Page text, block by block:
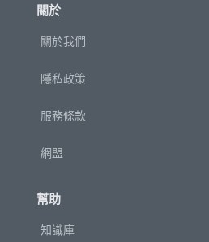
關於
關於我們
隱私政策
服務條款
網盟
幫助
知識庫